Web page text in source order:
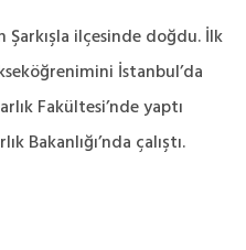
Şarkışla ilçesinde doğdu. İlk
İstanbul’da
Fakültesi’nde yaptı
Bakanlığı’nda çalıştı.